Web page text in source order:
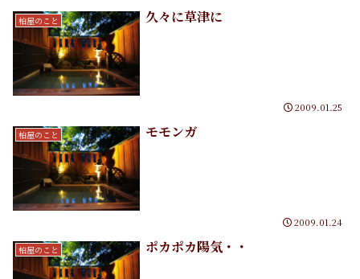
柏屋のこと 久々に草津に
2009.01.25
柏屋のこと モモンガ
2009.01.24
柏屋のこと ポカポカ陽気・・